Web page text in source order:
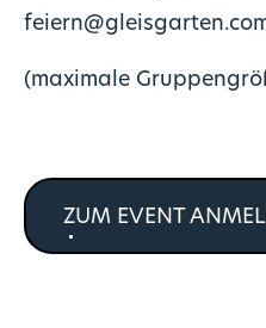
(maximale
ZUM EVENT